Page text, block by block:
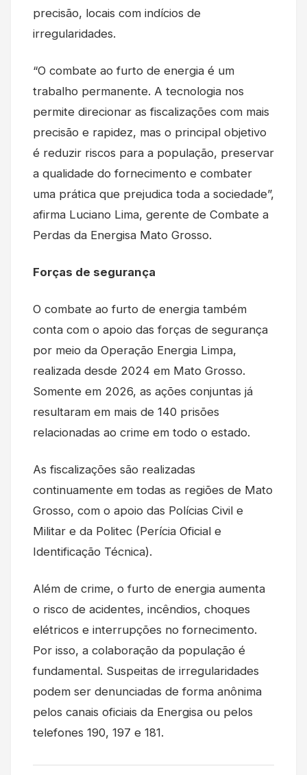
precisão, locais com indícios de
irregularidades.
“O combate ao furto de energia é um
trabalho permanente. A tecnologia nos
permite direcionar as fiscalizações com mais
precisão e rapidez, mas o principal objetivo
é reduzir riscos para a população, preservar
a qualidade do fornecimento e combater
uma prática que prejudica toda a sociedade”,
afirma Luciano Lima, gerente de Combate a
Perdas da Energisa Mato Grosso.
Forças de segurança
O combate ao furto de energia também
conta com o apoio das forças de segurança
por meio da Operação Energia Limpa,
realizada desde 2024 em Mato Grosso.
Somente em 2026, as ações conjuntas já
resultaram em mais de 140 prisões
relacionadas ao crime em todo o estado.
As fiscalizações são realizadas
continuamente em todas as regiões de Mato
Grosso, com o apoio das Polícias Civil e
Militar e da Politec (Perícia Oficial e
Identificação Técnica).
Além de crime, o furto de energia aumenta
o risco de acidentes, incêndios, choques
elétricos e interrupções no fornecimento.
Por isso, a colaboração da população é
fundamental. Suspeitas de irregularidades
podem ser denunciadas de forma anônima
pelos canais oficiais da Energisa ou pelos
telefones 190, 197 e 181.